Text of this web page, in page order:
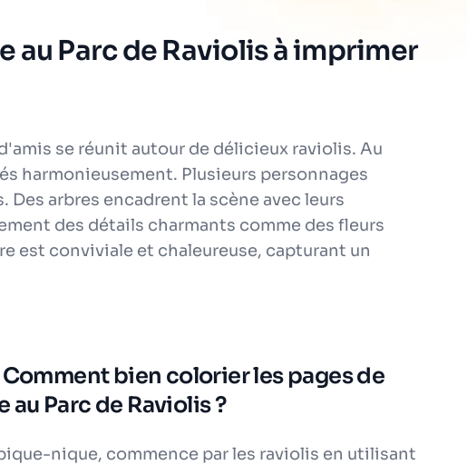
au Parc de Raviolis à imprimer
se réunit autour de délicieux raviolis. Au
harmonieusement. Plusieurs personnages
arbres encadrent la scène avec leurs
des détails charmants comme des fleurs
est conviviale et chaleureuse, capturant un
bien colorier les pages de
Parc de Raviolis ?
nique, commence par les raviolis en utilisant